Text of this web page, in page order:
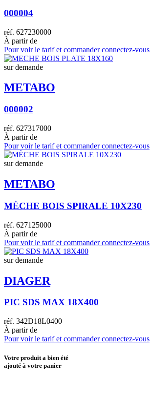
000004
réf. 627230000
À partir de
Pour voir le tarif et commander connectez-vous
sur demande
METABO
000002
réf. 627317000
À partir de
Pour voir le tarif et commander connectez-vous
sur demande
METABO
MÈCHE BOIS SPIRALE 10X230
réf. 627125000
À partir de
Pour voir le tarif et commander connectez-vous
sur demande
DIAGER
PIC SDS MAX 18X400
réf. 342D18L0400
À partir de
Pour voir le tarif et commander connectez-vous
Votre produit a bien été
ajouté à votre panier